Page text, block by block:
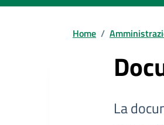
Home /
La